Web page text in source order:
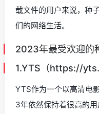
载文件的用户来说，种
们的网络生活。
2023年最受欢迎的
1.YTS（https://
YTS作为一个以高清电
3年依然保持着很高的